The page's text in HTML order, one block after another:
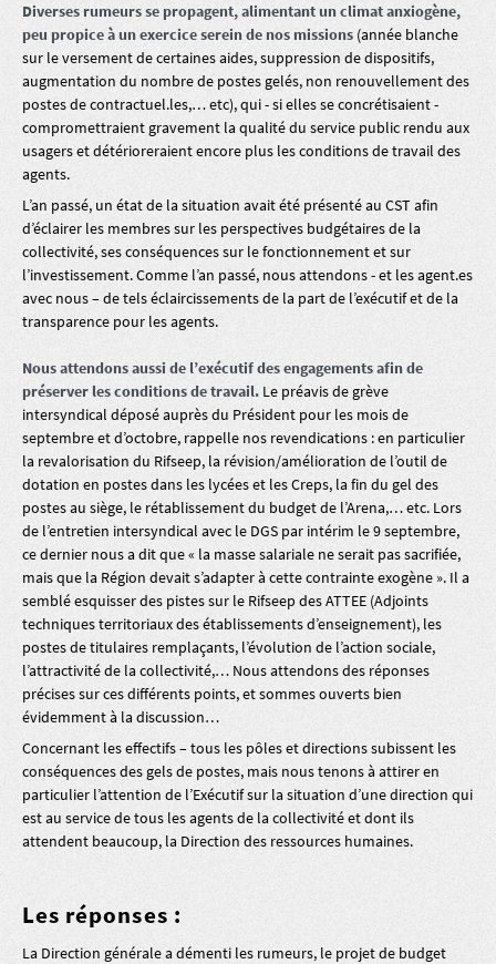
Diverses rumeurs se propagent, alimentant un climat anxiogène,
peu propice à un exercice serein de nos missions (année blanche
sur le versement de certaines aides, suppression de dispositifs,
augmentation du nombre de postes gelés, non renouvellement des
postes de contractuel.les,… etc), qui - si elles se concrétisaient -
compromettraient gravement la qualité du service public rendu aux
usagers et détérioreraient encore plus les conditions de travail des
agents.
L’an passé, un état de la situation avait été présenté au CST afin
d’éclairer les membres sur les perspectives budgétaires de la
collectivité, ses conséquences sur le fonctionnement et sur
l’investissement. Comme l’an passé, nous attendons - et les agent.es
avec nous – de tels éclaircissements de la part de l’exécutif et de la
transparence pour les agents.
Nous attendons aussi de l’exécutif des engagements afin de
préserver les conditions de travail. Le préavis de grève
intersyndical déposé auprès du Président pour les mois de
septembre et d’octobre, rappelle nos revendications : en particulier
la revalorisation du Rifseep, la révision/amélioration de l’outil de
dotation en postes dans les lycées et les Creps, la fin du gel des
postes au siège, le rétablissement du budget de l’Arena,… etc. Lors
de l’entretien intersyndical avec le DGS par intérim le 9 septembre,
ce dernier nous a dit que « la masse salariale ne serait pas sacrifiée,
mais que la Région devait s’adapter à cette contrainte exogène ». Il a
semblé esquisser des pistes sur le Rifseep des ATTEE (Adjoints
techniques territoriaux des établissements d’enseignement), les
postes de titulaires remplaçants, l’évolution de l’action sociale,
l’attractivité de la collectivité,… Nous attendons des réponses
précises sur ces différents points, et sommes ouverts bien
évidemment à la discussion…
Concernant les effectifs – tous les pôles et directions subissent les
conséquences des gels de postes, mais nous tenons à attirer en
particulier l’attention de l’Exécutif sur la situation d’une direction qui
est au service de tous les agents de la collectivité et dont ils
attendent beaucoup, la Direction des ressources humaines.
Les réponses :
La Direction générale a démenti les rumeurs, le projet de budget